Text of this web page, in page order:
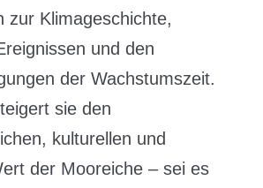
zur Klimageschichte,
und den
der Wachstumszeit.
sie den
kulturellen und
der Mooreiche – sei es